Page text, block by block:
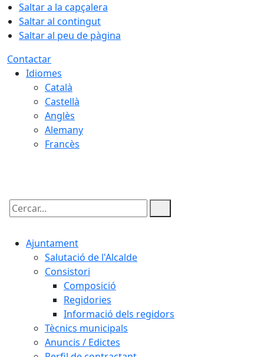
Saltar a la capçalera
Saltar al contingut
Saltar al peu de pàgina
Contactar
Idiomes
Català
Castellà
Anglès
Alemany
Francès
Cercar:
Ajuntament
Salutació de l'Alcalde
Consistori
Composició
Regidories
Informació dels regidors
Tècnics municipals
Anuncis / Edictes